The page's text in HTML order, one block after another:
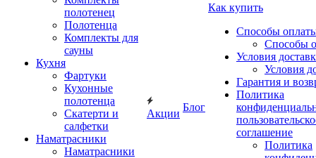
полотенец
Полотенца
Комплекты для
сауны
Кухня
Фартуки
Кухонные
полотенца
Скатерти и
салфетки
Наматрасники
Наматрасники
Акции
Блог
Как купить
Способы
Способы
Условия
Условия
Гарантия и
Политика
соглашение
Политика